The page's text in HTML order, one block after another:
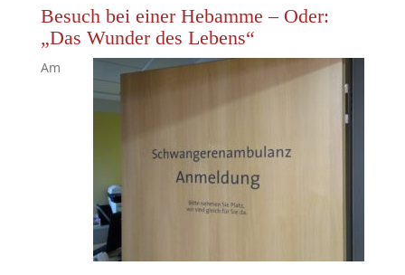
Besuch bei einer Hebamme – Oder:
„Das Wunder des Lebens“
Am